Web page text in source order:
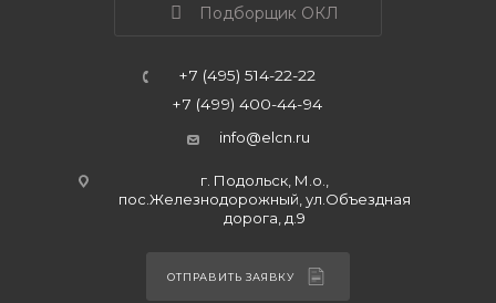
Подборщик ОКЛ
+7 (495) 514-22-22
+7 (499) 400-44-94
info@elcn.ru
г. Подольск, М.о.,
пос.Железнодорожный, ул.Объездная
дорога, д.9
ОТПРАВИТЬ ЗАЯВКУ